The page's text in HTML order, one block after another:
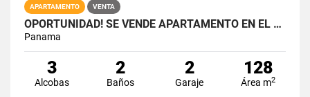
APARTAMENTO VENTA
OPORTUNIDAD! SE VENDE APARTAMENTO EN EL CANGREJO
Panama
3
Alcobas
2
Baños
2
Garaje
128
Área m2